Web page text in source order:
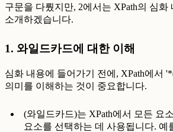
구문을 다뤘지만, 2에서는 XPath의 심화
소개하겠습니다.
1. 와일드카드에 대한 이해
심화 내용에 들어가기 전에, XPath에서
의미를 이해하는 것이 중요합니다.
(와일드카드)는 XPath에서 모든 요
요소를 선택하는 데 사용됩니다. 예